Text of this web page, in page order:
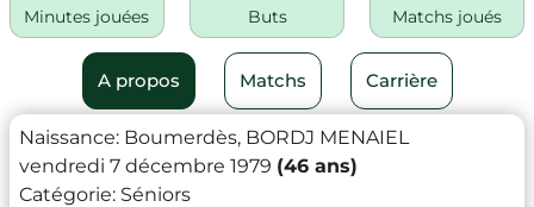
Minutes jouées Buts Matchs joués
A propos Matchs Carrière
Naissance: Boumerdès, BORDJ MENAIEL
vendredi 7 décembre 1979 (46 ans)
Catégorie: Séniors